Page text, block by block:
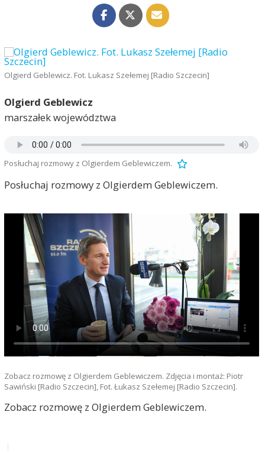
Olgierd Geblewicz. Fot. Lukasz Szełemej [Radio Szczecin]
Olgierd Geblewicz
marszałek województwa
Posłuchaj rozmowy z Olgierdem Geblewiczem.
Posłuchaj rozmowy z Olgierdem Geblewiczem.
Zobacz rozmowę z Olgierdem Geblewiczem. Zdjęcia i montaż: Piotr
Sawiński [Radio Szczecin], Fot. Łukasz Szełemej [Radio Szczecin].
Zobacz rozmowę z Olgierdem Geblewiczem.